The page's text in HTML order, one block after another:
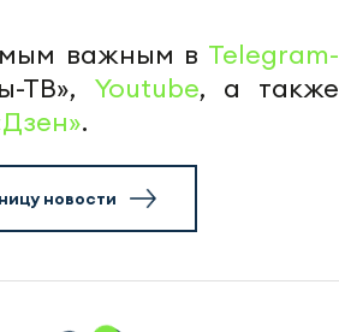
важным в Telegram-
ТВ», Youtube, а также
.
новости